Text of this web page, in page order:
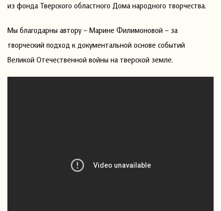
из фонда Тверского областного Дома народного творчества.
Мы благодарны автору – Марине Филимоновой – за
творческий подход к документальной основе событий
Великой Отечественной войны на тверской земле.